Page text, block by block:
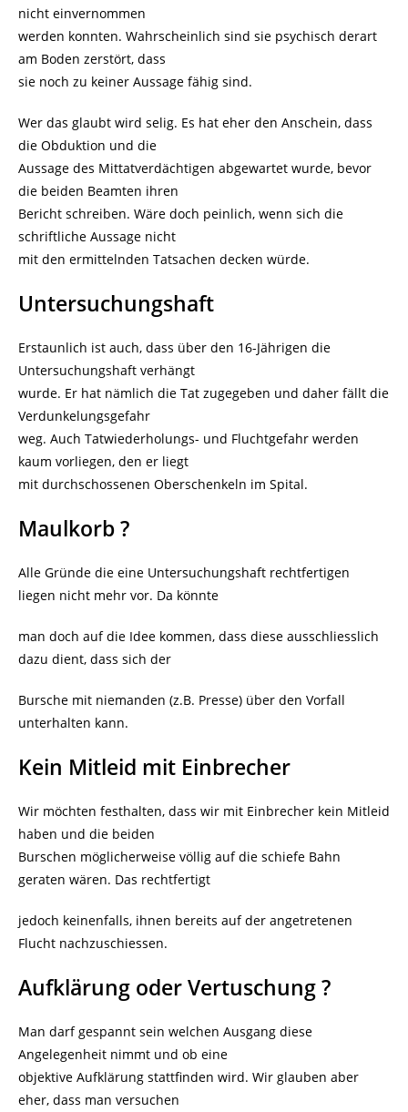
nicht einvernommen
werden konnten. Wahrscheinlich sind sie psychisch derart
am Boden zerstört, dass
sie noch zu keiner Aussage fähig sind.
Wer das glaubt wird selig. Es hat eher den Anschein, dass
die Obduktion und die
Aussage des Mittatverdächtigen abgewartet wurde, bevor
die beiden Beamten ihren
Bericht schreiben. Wäre doch peinlich, wenn sich die
schriftliche Aussage nicht
mit den ermittelnden Tatsachen decken würde.
Untersuchungshaft
Erstaunlich ist auch, dass über den 16-Jährigen die
Untersuchungshaft verhängt
wurde. Er hat nämlich die Tat zugegeben und daher fällt die
Verdunkelungsgefahr
weg. Auch Tatwiederholungs- und Fluchtgefahr werden
kaum vorliegen, den er liegt
mit durchschossenen Oberschenkeln im Spital.
Maulkorb ?
Alle Gründe die eine Untersuchungshaft rechtfertigen
liegen nicht mehr vor. Da könnte
man doch auf die Idee kommen, dass diese ausschliesslich
dazu dient, dass sich der
Bursche mit niemanden (z.B. Presse) über den Vorfall
unterhalten kann.
Kein Mitleid mit Einbrecher
Wir möchten festhalten, dass wir mit Einbrecher kein Mitleid
haben und die beiden
Burschen möglicherweise völlig auf die schiefe Bahn
geraten wären. Das rechtfertigt
jedoch keinenfalls, ihnen bereits auf der angetretenen
Flucht nachzuschiessen.
Aufklärung oder Vertuschung ?
Man darf gespannt sein welchen Ausgang diese
Angelegenheit nimmt und ob eine
objektive Aufklärung stattfinden wird. Wir glauben aber
eher, dass man versuchen